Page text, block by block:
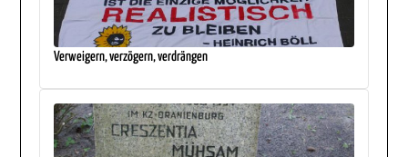
Verweigern, verzögern, verdrängen